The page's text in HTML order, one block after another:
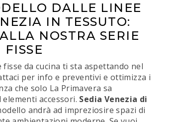
DALLE LINEE
IN TESSUTO:
NOSTRA SERIE
fisse da cucina ti sta aspettando nel
per info e preventivi e ottimizza i
che solo La Primavera sa
accessori. Sedia Venezia di
andrà ad impreziosire spazi di